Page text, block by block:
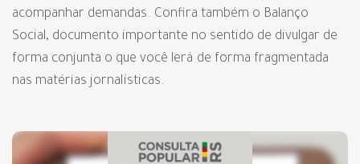
acompanhar demandas. Confira também o Balanço
Social, documento importante no sentido de divulgar de
forma conjunta o que você lerá de forma fragmentada
nas matérias jornalísticas.